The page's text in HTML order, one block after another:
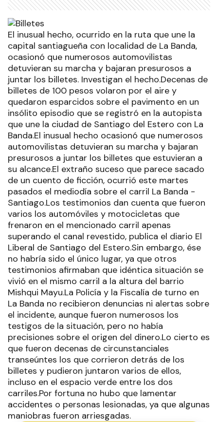
El inusual hecho, ocurrido en la ruta que une la
capital santiagueña con localidad de La Banda,
ocasionó que numerosos automovilistas
detuvieran su marcha y bajaran presurosos a
juntar los billetes. Investigan el hecho.Decenas de
billetes de 100 pesos volaron por el aire y
quedaron esparcidos sobre el pavimento en un
insólito episodio que se registró en la autopista
que une la ciudad de Santiago del Estero con La
Banda.El inusual hecho ocasionó que numerosos
automovilistas detuvieran su marcha y bajaran
presurosos a juntar los billetes que estuvieran a
su alcance.El extraño suceso que parece sacado
de un cuento de ficción, ocurrió este martes
pasados el mediodía sobre el carril La Banda -
Santiago.Los testimonios dan cuenta que fueron
varios los automóviles y motocicletas que
frenaron en el mencionado carril apenas
superando el canal revestido, publica el diario El
Liberal de Santiago del Estero.Sin embargo, ése
no habría sido el único lugar, ya que otros
testimonios afirmaban que idéntica situación se
vivió en el mismo carril a la altura del barrio
Mishqui Mayu.La Policía y la Fiscalía de turno en
La Banda no recibieron denuncias ni alertas sobre
el incidente, aunque fueron numerosos los
testigos de la situación, pero no había
precisiones sobre el origen del dinero.Lo cierto es
que fueron decenas de circunstanciales
transeúntes los que corrieron detrás de los
billetes y pudieron juntaron varios de ellos,
incluso en el espacio verde entre los dos
carriles.Por fortuna no hubo que lamentar
accidentes o personas lesionadas, ya que algunas
maniobras fueron arriesgadas.